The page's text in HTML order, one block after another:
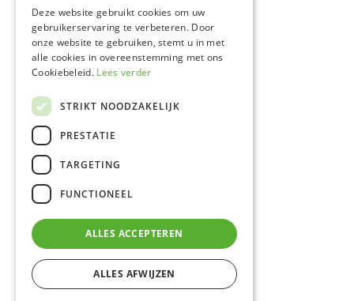
Jouw school
Onze opleidingen
Navormingen
navigation
Sitemap
Footer
Cookiebeleid
WebdesignNovation
Deze website gebruikt cookies om uw
gebruikerservaring te verbeteren. Door
onze website te gebruiken, stemt u in met
alle cookies in overeenstemming met ons
Cookiebeleid. Lees verder
STRIKT NOODZAKELIJK
PRESTATIE
TARGETING
FUNCTIONEEL
ALLES ACCEPTEREN
ALLES AFWIJZEN